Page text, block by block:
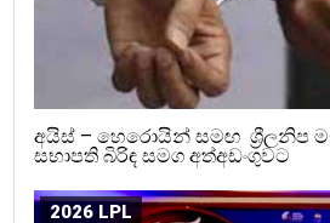
අයිස් – හෙරොයින් සමඟ ශ්‍රීලනිප
සභාපති බිරිඳ සමග අත්අඩංගුවට
2026 LPL